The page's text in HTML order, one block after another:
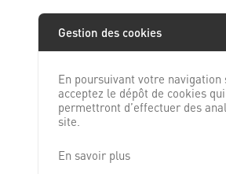
Gestion des cookies
En poursuivant votre navigation
acceptez le dépôt de cookies
permettront d’effectuer des
site.
En savoir plus